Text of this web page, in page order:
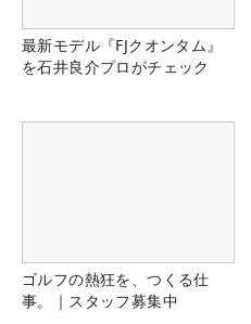
最新モデル『FJクオンタム』
を石井良介プロがチェック
ゴルフの熱狂を、つくる仕
事。｜スタッフ募集中